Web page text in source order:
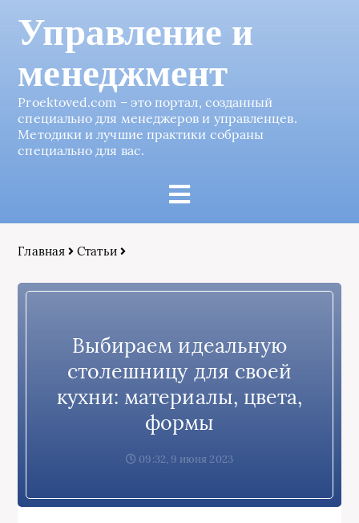
Управление и
менеджмент
Proektoved.com – это портал, созданный
специально для менеджеров и управленцев.
Методики и лучшие практики собраны
специально для вас.
Главная Статьи
Выбираем идеальную
столешницу для своей
кухни: материалы, цвета,
формы
09:32, 9 июня 2023